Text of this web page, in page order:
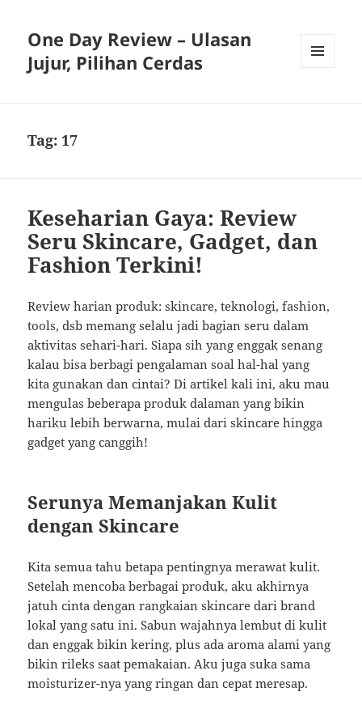
One Day Review – Ulasan
Jujur, Pilihan Cerdas
Tag: 17
Keseharian Gaya: Review
Seru Skincare, Gadget, dan
Fashion Terkini!
Review harian produk: skincare, teknologi, fashion,
tools, dsb memang selalu jadi bagian seru dalam
aktivitas sehari-hari. Siapa sih yang enggak senang
kalau bisa berbagi pengalaman soal hal-hal yang
kita gunakan dan cintai? Di artikel kali ini, aku mau
mengulas beberapa produk dalaman yang bikin
hariku lebih berwarna, mulai dari skincare hingga
gadget yang canggih!
Serunya Memanjakan Kulit
dengan Skincare
Kita semua tahu betapa pentingnya merawat kulit.
Setelah mencoba berbagai produk, aku akhirnya
jatuh cinta dengan rangkaian skincare dari brand
lokal yang satu ini. Sabun wajahnya lembut di kulit
dan enggak bikin kering, plus ada aroma alami yang
bikin rileks saat pemakaian. Aku juga suka sama
moisturizer-nya yang ringan dan cepat meresap.